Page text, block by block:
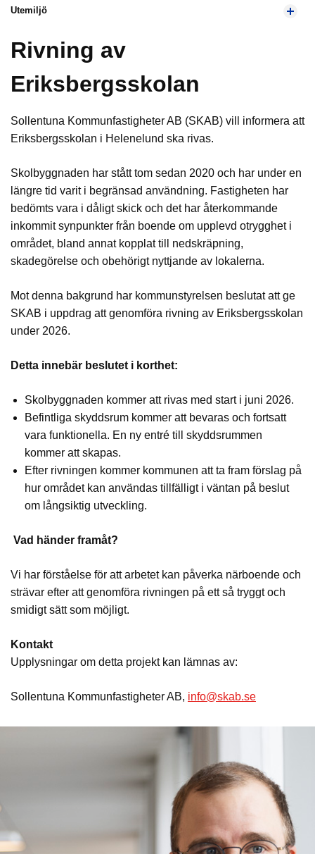
Utemiljö
Rivning av
Eriksbergsskolan
Sollentuna Kommunfastigheter AB (SKAB) vill informera att
Eriksbergsskolan i Helenelund ska rivas.
Skolbyggnaden har stått tom sedan 2020 och har under en
längre tid varit i begränsad användning. Fastigheten har
bedömts vara i dåligt skick och det har återkommande
inkommit synpunkter från boende om upplevd otrygghet i
området, bland annat kopplat till nedskräpning,
skadegörelse och obehörigt nyttjande av lokalerna.
Mot denna bakgrund har kommunstyrelsen beslutat att ge
SKAB i uppdrag att genomföra rivning av Eriksbergsskolan
under 2026.
Detta innebär beslutet i korthet:
Skolbyggnaden kommer att rivas med start i juni 2026.
Befintliga skyddsrum kommer att bevaras och fortsatt
vara funktionella. En ny entré till skyddsrummen
kommer att skapas.
Efter rivningen kommer kommunen att ta fram förslag på
hur området kan användas tillfälligt i väntan på beslut
om långsiktig utveckling.
Vad händer framåt?
Vi har förståelse för att arbetet kan påverka närboende och
strävar efter att genomföra rivningen på ett så tryggt och
smidigt sätt som möjligt.
Kontakt
Upplysningar om detta projekt kan lämnas av:
Sollentuna Kommunfastigheter AB, info@skab.se